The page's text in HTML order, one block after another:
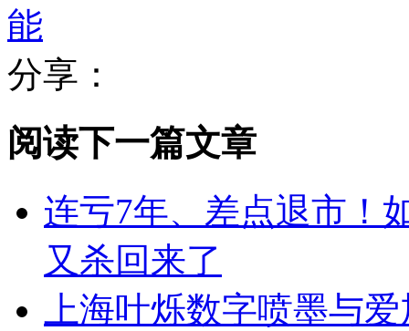
能
分享：
阅读下一篇文章
连亏7年、差点退市！
又杀回来了
上海叶烁数字喷墨与